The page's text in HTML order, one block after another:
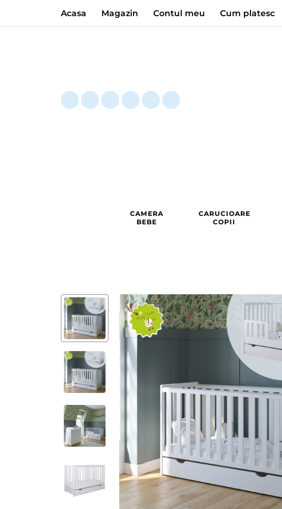
Acasa Magazin Contul meu Cum platesc
CAMERA
BEBE
CARUCIOARE
COPII